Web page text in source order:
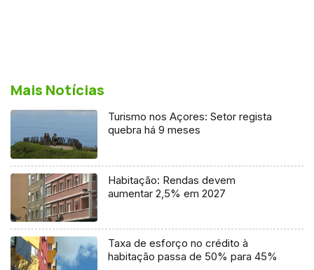
Mais Notícias
Turismo nos Açores: Setor regista
quebra há 9 meses
Habitação: Rendas devem
aumentar 2,5% em 2027
Taxa de esforço no crédito à
habitação passa de 50% para 45%